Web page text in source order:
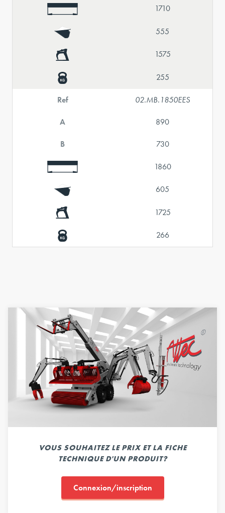
1710
555
1575
255
Ref 02.MB.1850EES
A 890
B 730
1860
605
1725
266
VOUS SOUHAITEZ LE PRIX ET LA FICHE
TECHNIQUE D'UN PRODUIT?
Connexion/inscription